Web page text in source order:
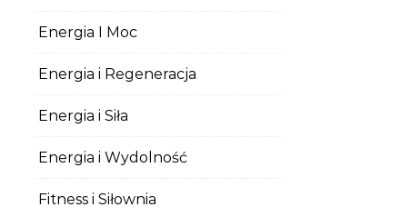
Energia I Moc
Energia i Regeneracja
Energia i Siła
Energia i Wydolność
Fitness i Siłownia